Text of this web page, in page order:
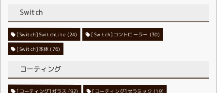
Switch
[Switch]SwitchLite (24) [Switch]コントローラー (30)
[Switch]本体 (76)
コーティング
[コーティング]ガラス (92) [コーティング]セラミック (19)